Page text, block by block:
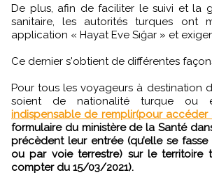
De plus, afin de faciliter le suivi et la gestion de la crise
sanitaire, les autorités turques ont
application « Hayat Eve Sığar » et
Ce dernier s'obtient de différentes
Pour tous les voyageurs à destination
soient de nationalité turque ou
indispensable de remplir(pour accéder
formulaire du ministère de la Santé
précèdent leur entrée (qu’elle se
ou par voie terrestre) sur le territoire
compter du 15/03/2021).